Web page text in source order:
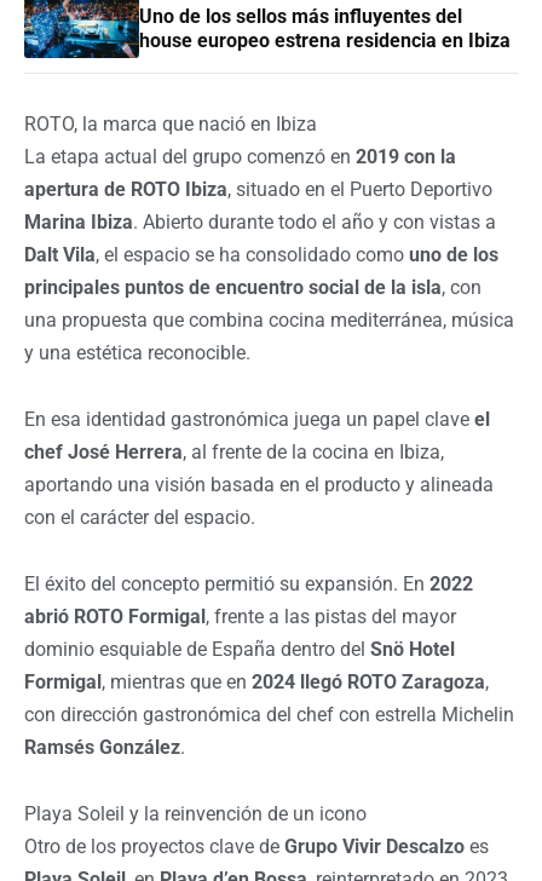
Uno de los sellos más influyentes del
house europeo estrena residencia en Ibiza
ROTO, la marca que nació en Ibiza
La etapa actual del grupo comenzó en 2019 con la
apertura de ROTO Ibiza, situado en el Puerto Deportivo
Marina Ibiza. Abierto durante todo el año y con vistas a
Dalt Vila, el espacio se ha consolidado como uno de los
principales puntos de encuentro social de la isla, con
una propuesta que combina cocina mediterránea, música
y una estética reconocible.
En esa identidad gastronómica juega un papel clave el
chef José Herrera, al frente de la cocina en Ibiza,
aportando una visión basada en el producto y alineada
con el carácter del espacio.
El éxito del concepto permitió su expansión. En 2022
abrió ROTO Formigal , frente a las pistas del mayor
dominio esquiable de España dentro del Snö Hotel
Formigal , mientras que en 2024 llegó ROTO Zaragoza,
con dirección gastronómica del chef con estrella Michelin
Ramsés González.
Playa Soleil y la reinvención de un icono
Otro de los proyectos clave de Grupo Vivir Descalzo es